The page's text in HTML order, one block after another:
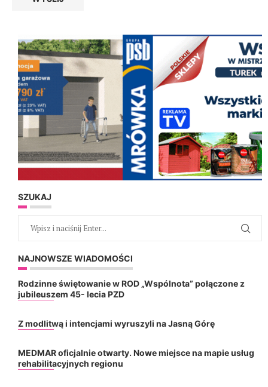
SZUKAJ
NAJNOWSZE WIADOMOŚCI
Rodzinne świętowanie w ROD „Wspólnota” połączone z
jubileuszem 45- lecia PZD
Z modlitwą i intencjami wyruszyli na Jasną Górę
MEDMAR oficjalnie otwarty. Nowe miejsce na mapie usług
rehabilitacyjnych regionu